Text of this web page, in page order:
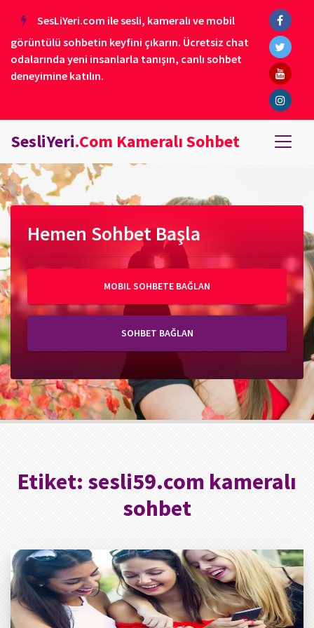
SesLiYeri.com ile sesli, kameralı ve mobil
görüntülü sohbetin keyfini çıkarın. Ücretsiz chat
odalarında yeni insanlarla tanışın, canlı sohbet
deneyimine katılın.
SesliYeri.Com Kameralı Sohbet
Hemen Sohbet Başla
MOBIL SOHBETE BAĞLAN
SOHBET BAĞLAN
Etiket: sesli59.com kameralı
sohbet